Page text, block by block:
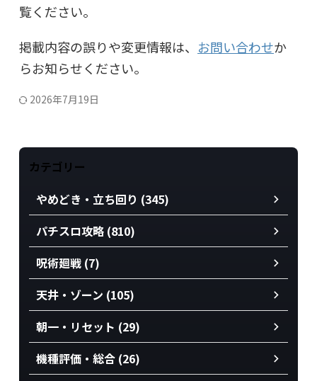
覧ください。
掲載内容の誤りや変更情報は、 お問い合わせか
らお知らせください。
2026年7月19日
カテゴリー
やめどき・立ち回り (345)
パチスロ攻略 (810)
呪術廻戦 (7)
天井・ゾーン (105)
朝一・リセット (29)
機種評価・総合 (26)